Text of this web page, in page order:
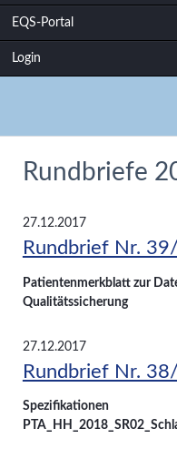
EQS-Portal
Login
Rundbriefe
27.12.2017
Rundbrief Nr.
Patientenmerkblatt zur
Qualitätssicherung
27.12.2017
Rundbrief Nr.
Spezifikationen